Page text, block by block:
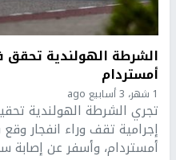
الشرطة الهولندية
أمستردام
1 شهر، 3 أسابيع ago
تجري الشرطة الهولندية
إجرامية تقف وراء انفجار
أمستردام، وأسفر عن إصابة